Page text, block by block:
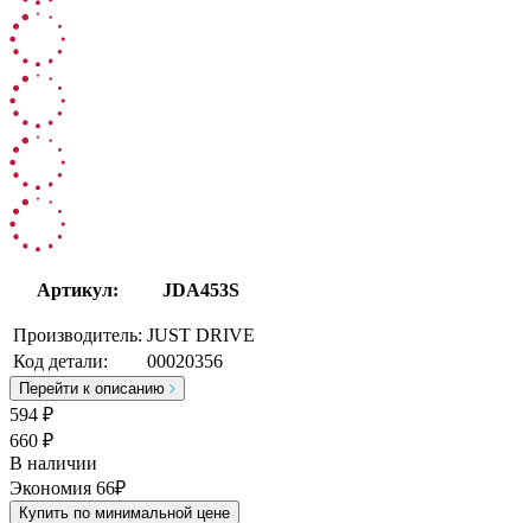
Артикул: JDA453S
Производитель: JUST DRIVE
Код детали:
00020356
Перейти к описанию
594 ₽
660 ₽
В наличии
Экономия 66₽
Купить по минимальной цене